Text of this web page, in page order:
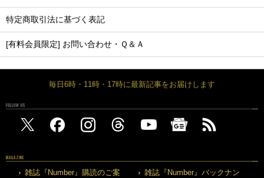
特定商取引法に基づく表記
[有料会員限定] お問い合わせ・Ｑ＆Ａ
毎日6時・11時・17時に最新記事をお届けします
FOLLOW US
MAGAZINE
雑誌『Number』購読のご案
雑誌『Number』バックナン